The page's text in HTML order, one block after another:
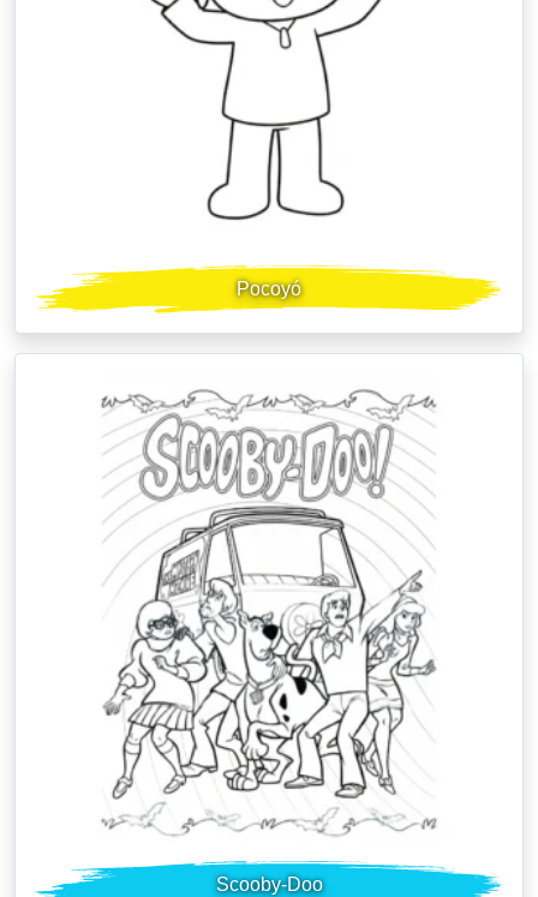
Pocoyó
Scooby-Doo